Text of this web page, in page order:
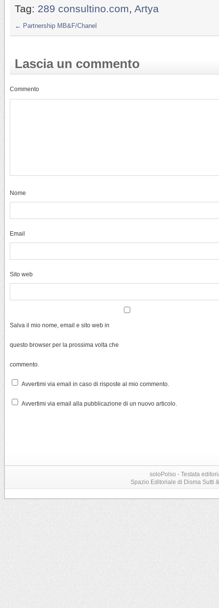
Tag: 289 consultino.com Artya
← Partnership MB&F/Chanel
Lascia un commento
Commento
Nome
Email
Sito web
Salva il mio nome, email e sito web in
questo browser per la prossima volta che
commento.
Avvertimi via email in caso di risposte al mio commento.
Avvertimi via email alla pubblicazione di un nuovo articolo.
soloPolso - Testata
Spazio Editoriale di Disma Sutti